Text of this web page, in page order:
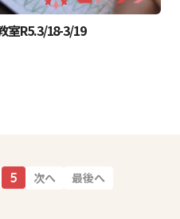
室R5.3/18-3/19
5 次へ 最後へ